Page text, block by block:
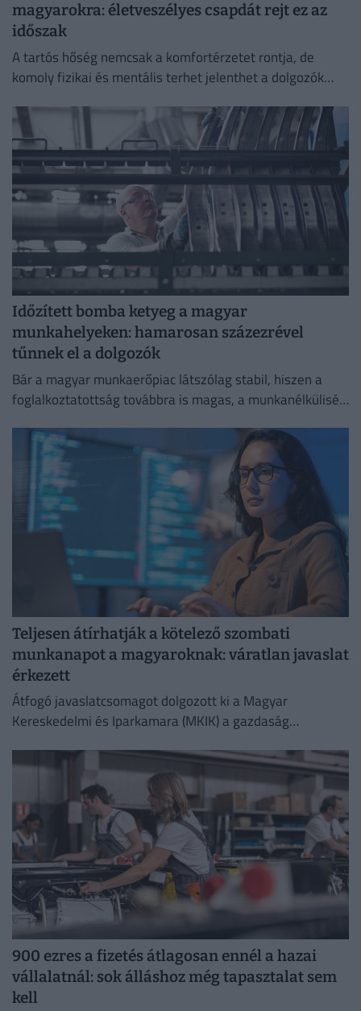
magyarokra: életveszélyes csapdát rejt ez az
időszak
A tartós hőség nemcsak a komfortérzetet rontja, de
komoly fizikai és mentális terhet jelenthet a dolgozók
Időzített bomba ketyeg a magyar
munkahelyeken: hamarosan százezrével
tűnnek el a dolgozók
Bár a magyar munkaerőpiac látszólag stabil, hiszen a
foglalkoztatottság továbbra is magas, a munkanélküliség
Teljesen átírhatják a kötelező szombati
munkanapot a magyaroknak: váratlan javaslat
érkezett
Átfogó javaslatcsomagot dolgozott ki a Magyar
Kereskedelmi és Iparkamara (MKIK) a gazdaság
kezelése érdekében.
900 ezres a fizetés átlagosan ennél a hazai
vállalatnál: sok álláshoz még tapasztalat sem
kell